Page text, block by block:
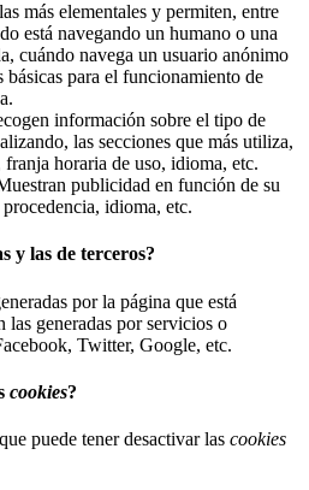
más elementales y permiten, entre
está navegando un humano o una
cuándo navega un usuario anónimo
básicas para el funcionamiento de
información sobre el tipo de
las secciones que más utiliza,
horaria de uso, idioma, etc.
publicidad en función de su
idioma, etc.
y las de terceros?
por la página que está
las generadas por servicios o
Twitter, Google, etc.
cookies?
puede tener desactivar las cookies